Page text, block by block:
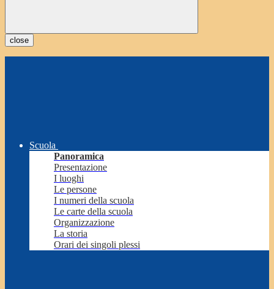
close
Scuola
Panoramica
Presentazione
I luoghi
Le persone
I numeri della scuola
Le carte della scuola
Organizzazione
La storia
Orari dei singoli plessi